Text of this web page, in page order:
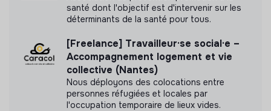
Documents
N'a pas encore communiqué de documents de
transparence
santé dont l'objectif est d'intervenir sur les
déterminants de la santé pour tous.
[Freelance] Travailleur·se social·e –
Accompagnement logement et vie
collective (Nantes)
Nous déployons des colocations entre
personnes réfugiées et locales par
l'occupation temporaire de lieux vides.